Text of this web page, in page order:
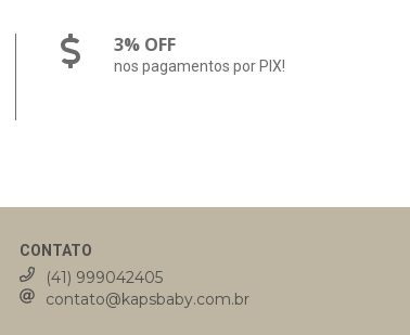
3% OFF
nos pagamentos por PIX!
CONTATO
(41) 999042405
contato@kapsbaby.com.br